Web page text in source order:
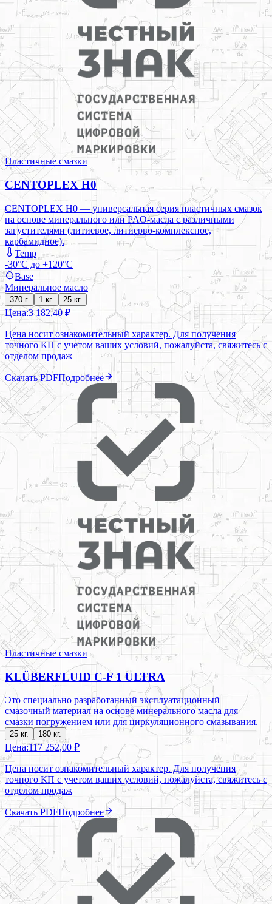
Пластичные смазки
CENTOPLEX H0
CENTOPLEX H0 — универсальная серия пластичных смазок
на основе минерального или PAO-масла с различными
загустителями (литиевое, литиерво-комплексное,
карбамидное).
Temp
-30°C до +120°C
Base
Минеральное масло
370 г. 1 кг. 25 кг.
Цена:3 182,40 ₽
Цена носит ознакомительный характер. Для получения
точного КП с учетом ваших условий, пожалуйста, свяжитесь с
отделом продаж
Скачать PDFПодробнее
Пластичные смазки
KLÜBERFLUID C-F 1 ULTRA
Это специально разработанный эксплуатационный
смазочный материал на основе минерального масла для
смазки погружением или для циркуляционного смазывания.
25 кг. 180 кг.
Цена:117 252,00 ₽
Цена носит ознакомительный характер. Для получения
точного КП с учетом ваших условий, пожалуйста, свяжитесь с
отделом продаж
Скачать PDFПодробнее